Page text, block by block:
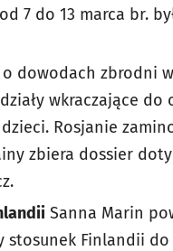
7 do 13 marca br.
dowodach zbrodni
wkraczające
Rosjanie
zbiera dossier
Sanna Marin
Finlandii